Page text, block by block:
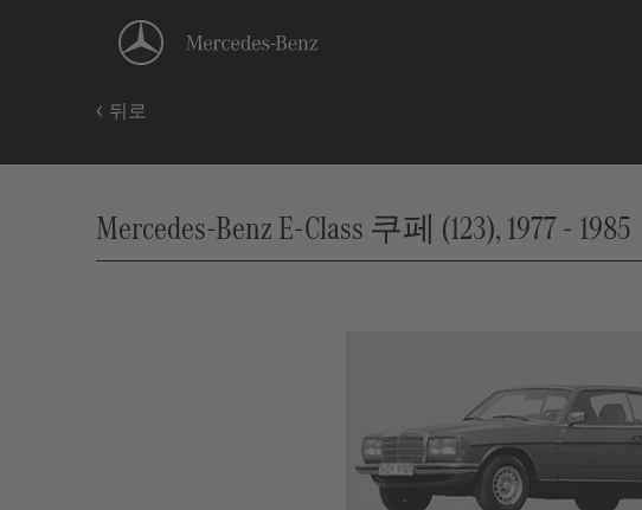
뒤로
Mercedes-Benz E-Class 쿠페 (123), 1977 - 1985